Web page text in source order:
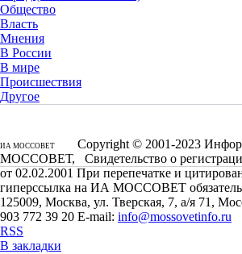
Общество
Власть
Мнения
В России
В мире
Происшествия
Другое
ИА МОССОВЕТ
Copyright © 2001-2023
МОССОВЕТ, Свидетельство о
от 02.02.2001 При перепечатке и
гиперссылка на ИА МОССОВЕТ
125009, Москва, ул. Тверская, 7, а/я 71,
903 772 39 20 E-mail: info@mossovetinfo.ru
RSS
В закладки